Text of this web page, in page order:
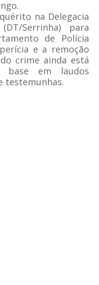
na Delegacia
Serrinha) para
de Polícia
e a remoção
crime ainda está
base em laudos
testemunhas.